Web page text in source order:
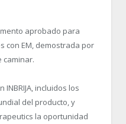
aprobado para
con EM, demostrada por
caminar.
incluidos los
del producto, y
la oportunidad